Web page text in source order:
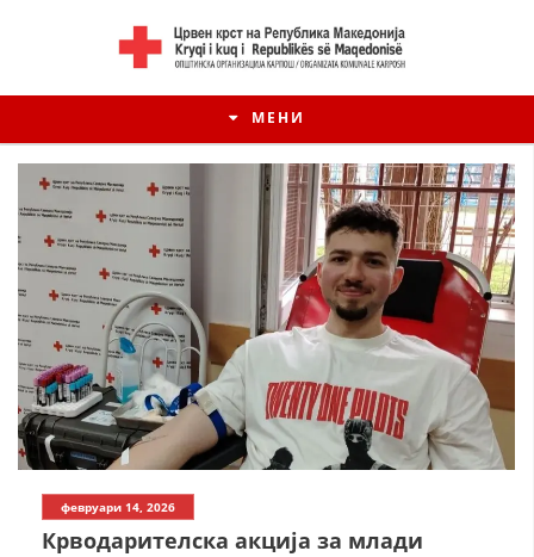
МЕНИ
февруари 14, 2026
Крводарителска акција за млади